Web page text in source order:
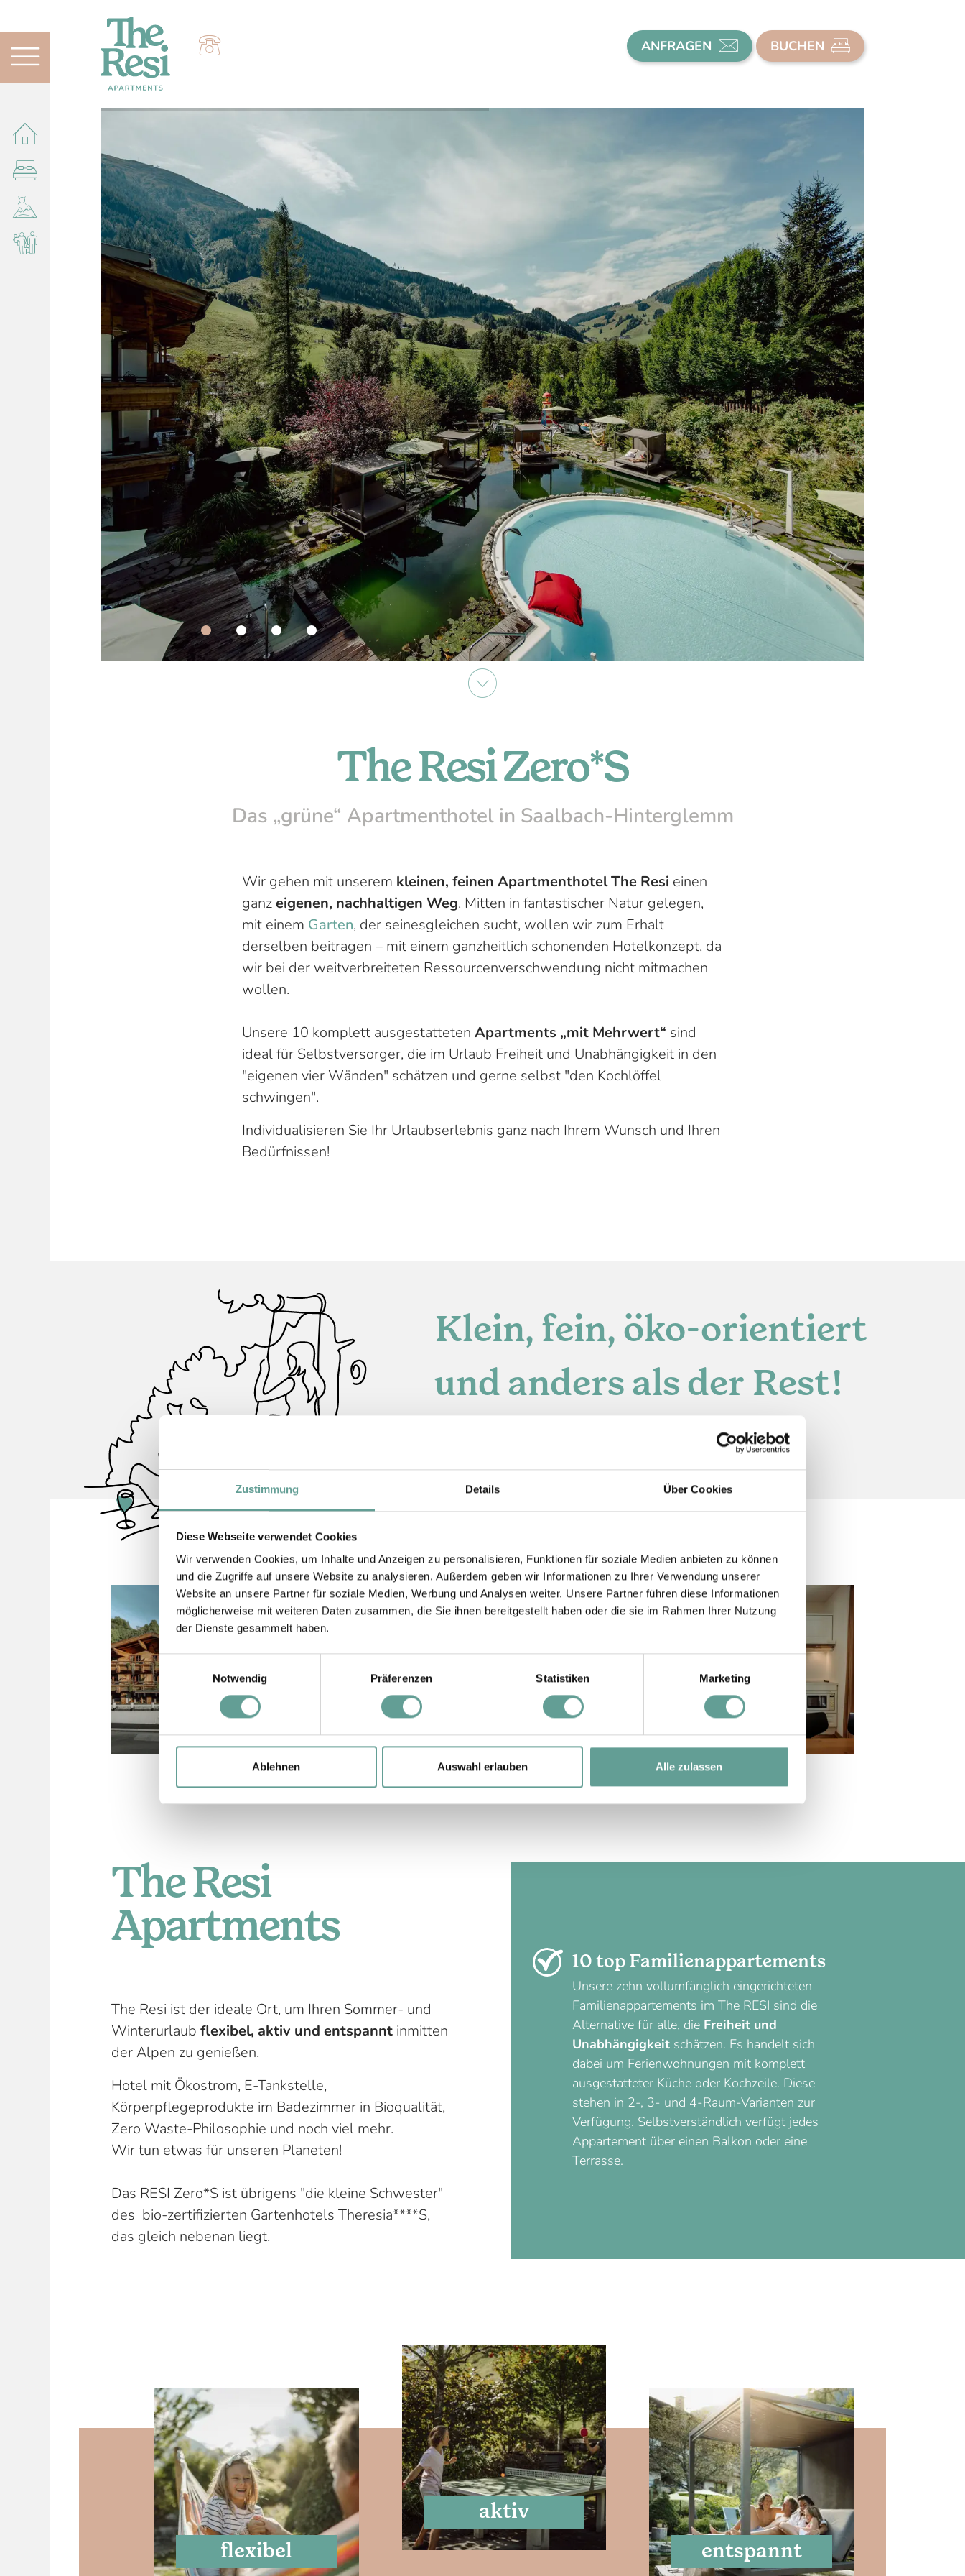
Zustimmung Details Über Cookies
Diese Webseite verwendet Cookies
Wir verwenden Cookies, um Inhalte und Anzeigen zu personalisieren, Funktionen für soziale Medien anbieten zu können
und die Zugriffe auf unsere Website zu analysieren. Außerdem geben wir Informationen zu Ihrer Verwendung unserer
Website an unsere Partner für soziale Medien, Werbung und Analysen weiter. Unsere Partner führen diese Informationen
möglicherweise mit weiteren Daten zusammen, die Sie ihnen bereitgestellt haben oder die sie im Rahmen Ihrer Nutzung
der Dienste gesammelt haben.
Einwilligungsauswahl
Notwendig
Präferenzen Statistiken Marketing
Ablehnen Auswahl erlauben Alle zulassen
ANFRAGEN BUCHEN
The Resi Zero*S
Das „grüne“ Apartmenthotel in Saalbach-Hinterglemm
Wir gehen mit unserem kleinen, feinen Apartmenthotel The Resi einen
ganzeigenen, nachhaltigen Weg. Mitten in fantastischer Natur gelegen,
mit einem Garten, der seinesgleichen sucht, wollen wir zum Erhalt
derselben beitragen – mit einem ganzheitlich schonenden Hotelkonzept, da
wir bei der weitverbreiteten Ressourcenverschwendung nicht mitmachen
wollen.
Unsere 10 komplett ausgestattetenApartments „mit Mehrwert“ sind
ideal für Selbstversorger, die im Urlaub Freiheit und Unabhängigkeit in den
"eigenen vier Wänden" schätzen und gerne selbst "den Kochlöffel
schwingen".
Individualisieren Sie Ihr Urlaubserlebnis ganz nach Ihrem Wunsch und Ihren
Bedürfnissen!
Klein, fein, öko-orientiert
und anders als der Rest!
The Resi
Apartments
The Resi ist der ideale Ort, um Ihren Sommer- und
Winterurlaub flexibel, aktiv und entspannt inmitten
der Alpen zu genießen.
Hotel mit Ökostrom, E-Tankstelle,
Körperpflegeprodukte im Badezimmer in Bioqualität,
Zero Waste-Philosophie und noch viel mehr.
Wir tun etwas für unseren Planeten!
Das RESI Zero*S ist übrigens "die kleine Schwester"
des bio-zertifizierten Gartenhotels Theresia****S,
das gleich nebenan liegt.
10 top Familienappartements
Unsere zehn vollumfänglich eingerichteten
Familienappartements im The RESI sind die
Alternative für alle, die Freiheit und
Unabhängigkeit schätzen. Es handelt sich
dabei um Ferienwohnungen mit komplett
ausgestatteter Küche oder Kochzeile. Diese
stehen in 2-, 3- und 4-Raum-Varianten zur
Verfügung. Selbstverständlich verfügt jedes
Appartement über einen Balkon oder eine
Terrasse.
flexibel
aktiv
entspannt